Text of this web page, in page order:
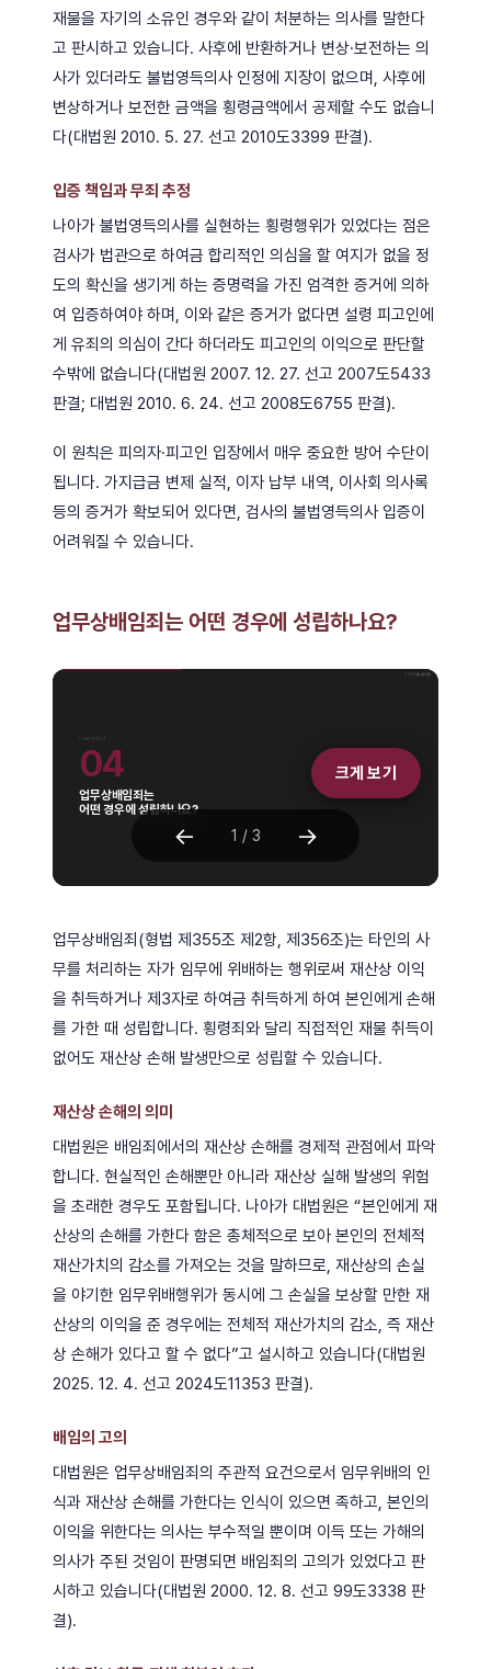
재물을 자기의 소유인 경우와 같이 처분하는 의사를 말한다
고 판시하고 있습니다. 사후에 반환하거나 변상·보전하는 의
사가 있더라도 불법영득의사 인정에 지장이 없으며, 사후에
변상하거나 보전한 금액을 횡령금액에서 공제할 수도 없습니
다(대법원 2010. 5. 27. 선고 2010도3399 판결).
입증 책임과 무죄 추정
나아가 불법영득의사를 실현하는 횡령행위가 있었다는 점은
검사가 법관으로 하여금 합리적인 의심을 할 여지가 없을 정
도의 확신을 생기게 하는 증명력을 가진 엄격한 증거에 의하
여 입증하여야 하며, 이와 같은 증거가 없다면 설령 피고인에
게 유죄의 의심이 간다 하더라도 피고인의 이익으로 판단할
수밖에 없습니다(대법원 2007. 12. 27. 선고 2007도5433
판결; 대법원 2010. 6. 24. 선고 2008도6755 판결).
이 원칙은 피의자·피고인 입장에서 매우 중요한 방어 수단이
됩니다. 가지급금 변제 실적, 이자 납부 내역, 이사회 의사록
등의 증거가 확보되어 있다면, 검사의 불법영득의사 입증이
어려워질 수 있습니다.
업무상배임죄는 어떤 경우에 성립하나요?
업무상배임죄(형법 제355조 제2항, 제356조)는 타인의 사
무를 처리하는 자가 임무에 위배하는 행위로써 재산상 이익
을 취득하거나 제3자로 하여금 취득하게 하여 본인에게 손해
를 가한 때 성립합니다. 횡령죄와 달리 직접적인 재물 취득이
없어도 재산상 손해 발생만으로 성립할 수 있습니다.
재산상 손해의 의미
대법원은 배임죄에서의 재산상 손해를 경제적 관점에서 파악
합니다. 현실적인 손해뿐만 아니라 재산상 실해 발생의 위험
을 초래한 경우도 포함됩니다. 나아가 대법원은 “본인에게 재
산상의 손해를 가한다 함은 총체적으로 보아 본인의 전체적
재산가치의 감소를 가져오는 것을 말하므로, 재산상의 손실
을 야기한 임무위배행위가 동시에 그 손실을 보상할 만한 재
산상의 이익을 준 경우에는 전체적 재산가치의 감소, 즉 재산
상 손해가 있다고 할 수 없다”고 설시하고 있습니다(대법원
2025. 12. 4. 선고 2024도11353 판결).
배임의 고의
대법원은 업무상배임죄의 주관적 요건으로서 임무위배의 인
식과 재산상 손해를 가한다는 인식이 있으면 족하고, 본인의
이익을 위한다는 의사는 부수적일 뿐이며 이득 또는 가해의
의사가 주된 것임이 판명되면 배임죄의 고의가 있었다고 판
시하고 있습니다(대법원 2000. 12. 8. 선고 99도3338 판
결).